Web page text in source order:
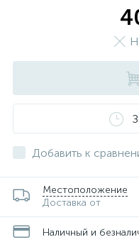
Добавить к
Местоположение
Доставка от
Наличный и